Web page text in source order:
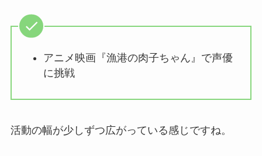
アニメ映画『漁港の肉子ちゃん』で声優
に挑戦
活動の幅が少しずつ広がっている感じですね。